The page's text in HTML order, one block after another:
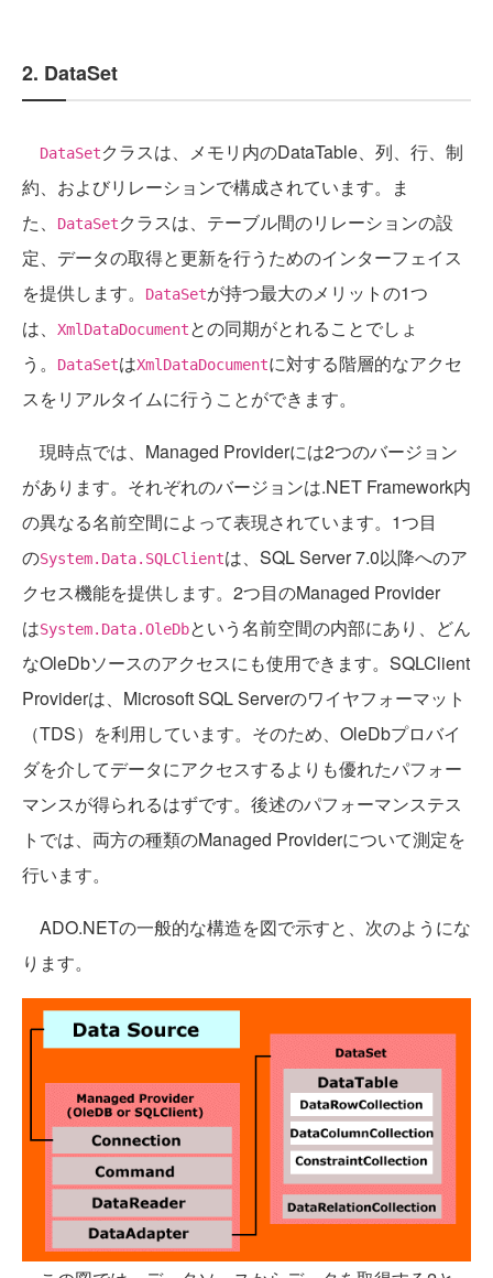
2. DataSet
DataSetクラスは、メモリ内のDataTable、列、行、制
約、およびリレーションで構成されています。ま
た、
DataSetクラスは、テーブル間のリレーションの設
定、データの取得と更新を行うためのインターフェイス
を提供します。
DataSetが持つ最大のメリットの1つ
は、
XmlDataDocumentとの同期がとれることでしょ
う。
DataSetはXmlDataDocumentに対する階層的なアクセ
スをリアルタイムに行うことができます。
現時点では、Managed Providerには2つのバージョン
があります。それぞれのバージョンは.NET Framework内
の異なる名前空間によって表現されています。1つ目
のSystem.Data.SQLClientは、SQL Server 7.0以降へのア
クセス機能を提供します。2つ目のManaged Provider
はSystem.Data.OleDbという名前空間の内部にあり、どん
なOleDbソースのアクセスにも使用できます。SQLClient
Providerは、Microsoft SQL Serverのワイヤフォーマット
（TDS）を利用しています。そのため、OleDbプロバイ
ダを介してデータにアクセスするよりも優れたパフォー
マンスが得られるはずです。後述のパフォーマンステス
トでは、両方の種類のManaged Providerについて測定を
行います。
ADO.NETの一般的な構造を図で示すと、次のようにな
ります。